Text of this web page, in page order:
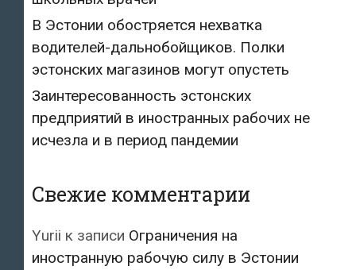
В Эстонии обостряется нехватка
водителей-дальнобойщиков. Полки
эстонских магазинов могут опустеть
Заинтересованность эстонских
предприятий в иностранных рабочих не
исчезла и в период пандемии
Свежие комментарии
Yurii к записи Ограничения на
иностранную рабочую силу в Эстонии